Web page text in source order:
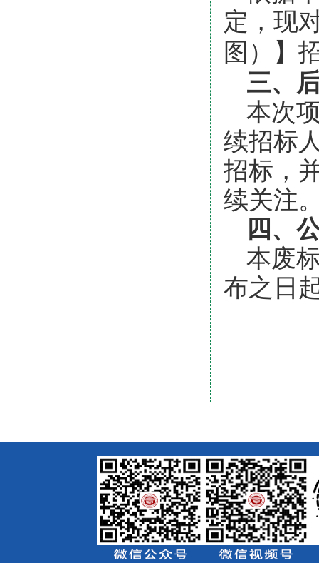
定，现
图）
】
三、
本次
续招标
招标，
续关注
四、
本废
布之日